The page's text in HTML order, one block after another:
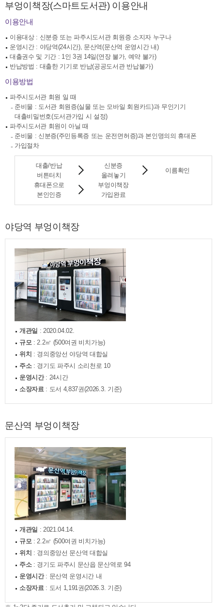
부엉이책장(스마트도서관) 이용안내
이용안내
이용대상 : 신분증 또는 파주시도서관 회원증 소지자 누구나
운영시간 : 야당역(24시간), 문산역(문산역 운영시간 내)
대출권수 및 기간 : 1인 3권 14일(연장 불가, 예약 불가)
반납방법 : 대출한 기기로 반납(공공도서관 반납불가)
이용방법
파주시도서관 회원 일 때
준비물 : 도서관 회원증(실물 또는 모바일 회원카드)과 무인기기
대출비밀번호(도서관가입 시 설정)
파주시도서관 회원이 아닐 때
준비물 : 신분증(주민등록증 또는 운전면허증)과 본인명의의 휴대폰
가입절차
대출/반납
버튼터치
신분증
올려놓기
이름확인
휴대폰으로
본인인증
부엉이책장
가입완료
야당역 부엉이책장
개관일 : 2020.04.02.
규모: 2.2㎡ (500여권 비치가능)
위치 : 경의중앙선 야당역 대합실
주소: 경기도 파주시 소리천로 10
운영시간: 24시간
소장자료: 도서 4,837권(2026.3. 기준)
문산역 부엉이책장
개관일 : 2021.04.14.
규모: 2.2㎡ (500여권 비치가능)
위치 : 경의중앙선 문산역 대합실
주소: 경기도 파주시 문산읍 문산역로 94
운영시간: 문산역 운영시간 내
소장자료: 도서 1,191권(2026.3. 기준)